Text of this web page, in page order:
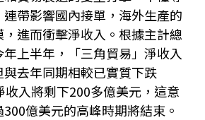
帶影響國內接單，海外生產的
，進而衝擊淨收入。根據主計總
上半年，「三角貿易」淨收入
去年同期相較已實質下跌
收入將剩下200多億美元，這意
億美元的高峰時期將結束。